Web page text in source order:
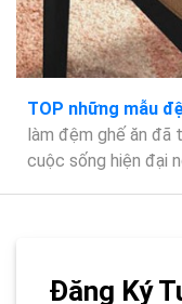
TOP những mẫu
làm đệm ghế ăn đã
cuộc sống hiện đại
Đăng Ký